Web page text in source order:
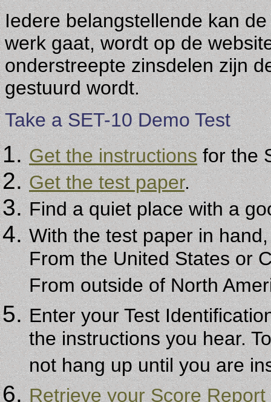
Iedere belangstellende kan
werk gaat, wordt op de
onderstreepte zinsdelen zijn
gestuurd wordt.
Take a SET-10 Demo Test
Get the instructionsfor the
Get the test paper.
Find a quiet place with a
With the test paper in
From the United States or
From outside of North
Enter your Test
the instructions you hear.
not hang up until you are
Retrieve your Score Report